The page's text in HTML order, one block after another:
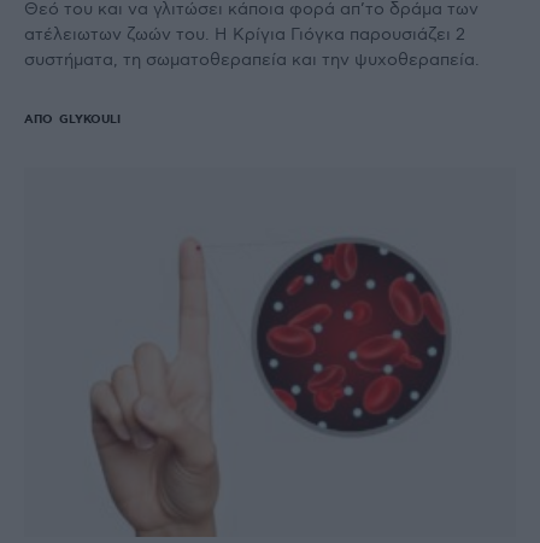
Θεό του και να γλιτώσει κάποια φορά απ’το δράμα των
ατέλειωτων ζωών του. Η Κρίγια Γιόγκα παρουσιάζει 2
συστήματα, τη σωματοθεραπεία και την ψυχοθεραπεία.
ΑΠΌ GLYKOULI